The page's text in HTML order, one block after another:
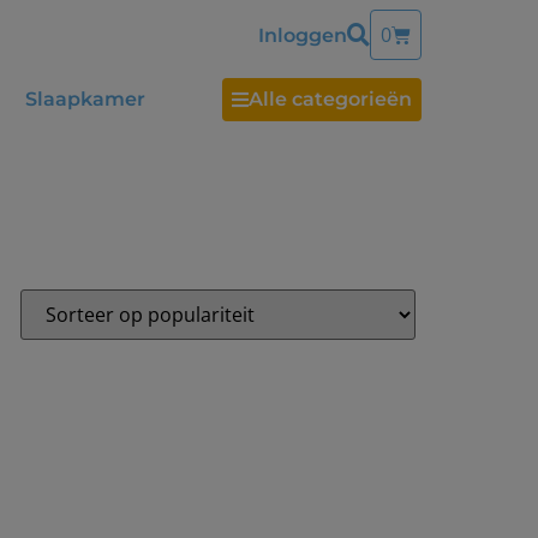
Inloggen 0
Slaapkamer Alle categorieën